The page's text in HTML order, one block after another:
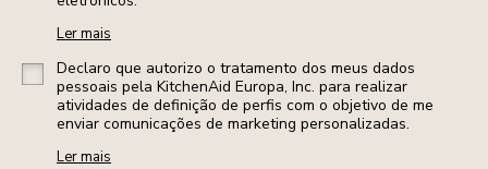
Ler mais
Declaro que autorizo o tratamento dos meus dados
pessoais pela KitchenAid Europa, Inc. para realizar
atividades de definição de perfis com o objetivo de me
enviar comunicações de marketing personalizadas.
Ler mais